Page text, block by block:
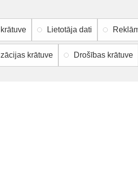
- Tējas svece - Betlēmes
zvaigzne 1.8 cm
7.60€ Lietotāja dati
krātuve Drošības krātuve